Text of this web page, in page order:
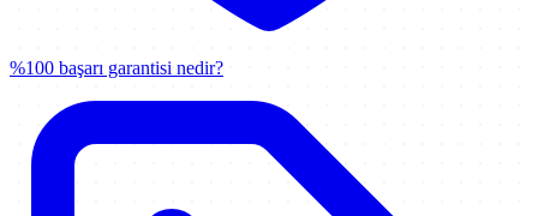
%100 başarı garantisi nedir?